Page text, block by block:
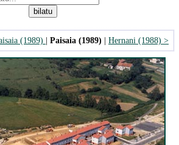
(1989) | Paisaia (1989) | Hernani (1988) >